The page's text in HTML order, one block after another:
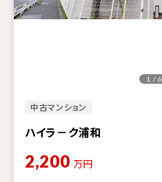
中古マンション
ハイラ－ク浦和
1 / 6
2,200 万円